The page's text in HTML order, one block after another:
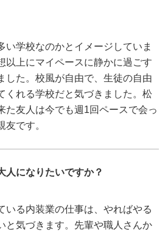
い学校なのかとイメージしていま
以上にマイペースに静かに過ごす
した。校風が自由で、生徒の自由
くれる学校だと気づきました。松
た友人は今でも週1回ペースで会っ
友です。
人になりたいですか？
いる内装業の仕事は、やればやる
と気づきます。先輩や職人さんか